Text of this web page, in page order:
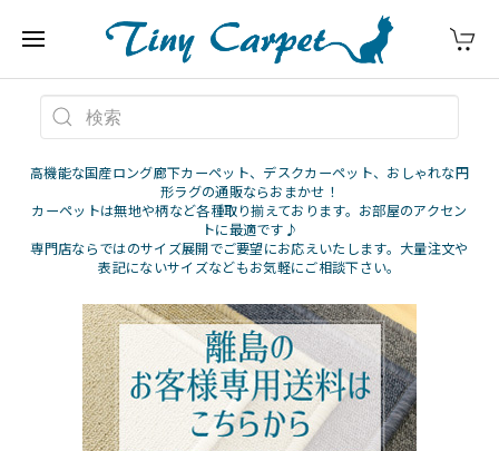
高機能な国産ロング廊下カーペット、デスクカーペット、おしゃれな円
形ラグの通販ならおまかせ！
カーペットは無地や柄など各種取り揃えております。お部屋のアクセン
トに最適です♪
専門店ならではのサイズ展開でご要望にお応えいたします。大量注文や
表記にないサイズなどもお気軽にご相談下さい。